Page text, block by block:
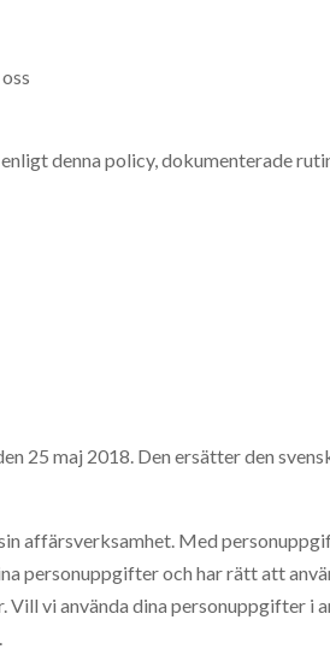
denna policy, dokumenterade
25 maj 2018. Den ersätter den
affärsverksamhet. Med
personuppgifter och har rätt att
vi använda dina personuppgifter i